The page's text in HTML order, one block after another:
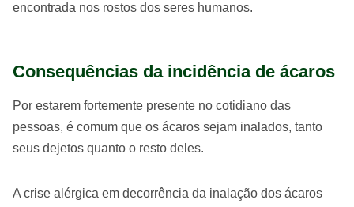
encontrada nos rostos dos seres humanos.
Consequências da incidência de ácaros
Por estarem fortemente presente no cotidiano das
pessoas, é comum que os ácaros sejam inalados, tanto
seus dejetos quanto o resto deles.
A crise alérgica em decorrência da inalação dos ácaros